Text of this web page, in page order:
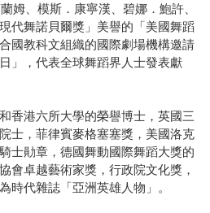
姆、模斯．康寧漢、碧娜．鮑許、
代舞諾貝爾獎」美譽的「美國舞蹈
國教科文組織的國際劇場機構邀請
」，代表全球舞蹈界人士發表獻
香港六所大學的榮譽博士，英國三
士，菲律賓麥格塞塞獎，美國洛克
士勛章，德國舞動國際舞蹈大獎的
會卓越藝術家獎，行政院文化獎，
時代雜誌「亞洲英雄人物」。